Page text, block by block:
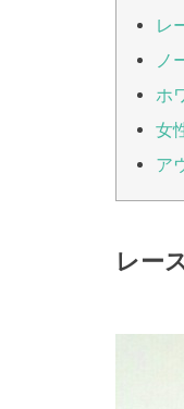
レ
ノ
ホ
女
ア
レー